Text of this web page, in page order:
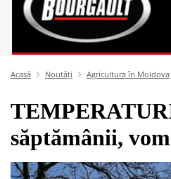
Acasă Noutăți Agricultura în Moldova
săptămânii,